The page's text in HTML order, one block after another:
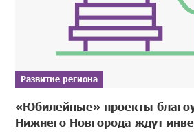
Развитие региона
«Юбилейные» проекты
Нижнего Новгорода ждут